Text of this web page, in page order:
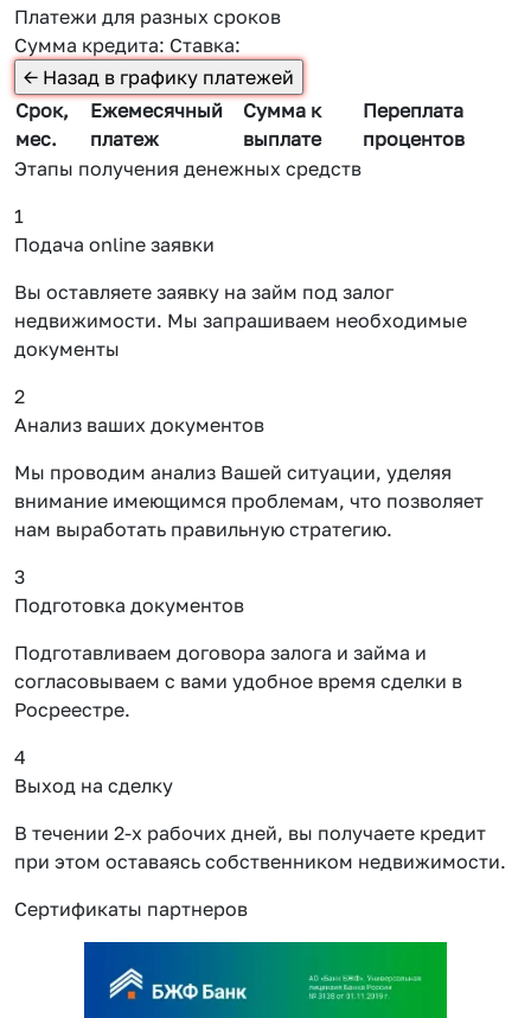
Платежи для разных сроков
Сумма кредита: Ставка:
Срок,
мес.
Ежемесячный
платеж
Сумма к
выплате
Переплата
процентов
Этапы получения денежных средств
1
Подача online заявки
Вы оставляете заявку на займ под залог
недвижимости. Мы запрашиваем необходимые
документы
2
Анализ ваших документов
Мы проводим анализ Вашей ситуации, уделяя
внимание имеющимся проблемам, что позволяет
нам выработать правильную стратегию.
3
Подготовка документов
Подготавливаем договора залога и займа и
согласовываем с вами удобное время сделки в
Росреестре.
4
Выход на сделку
В течении 2-х рабочих дней, вы получаете кредит
при этом оставаясь собственником недвижимости.
Сертификаты партнеров